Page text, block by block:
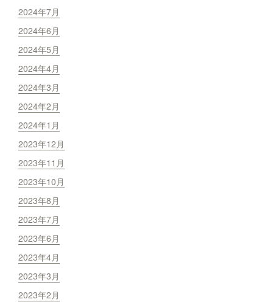
2024年7月
2024年6月
2024年5月
2024年4月
2024年3月
2024年2月
2024年1月
2023年12月
2023年11月
2023年10月
2023年8月
2023年7月
2023年6月
2023年4月
2023年3月
2023年2月